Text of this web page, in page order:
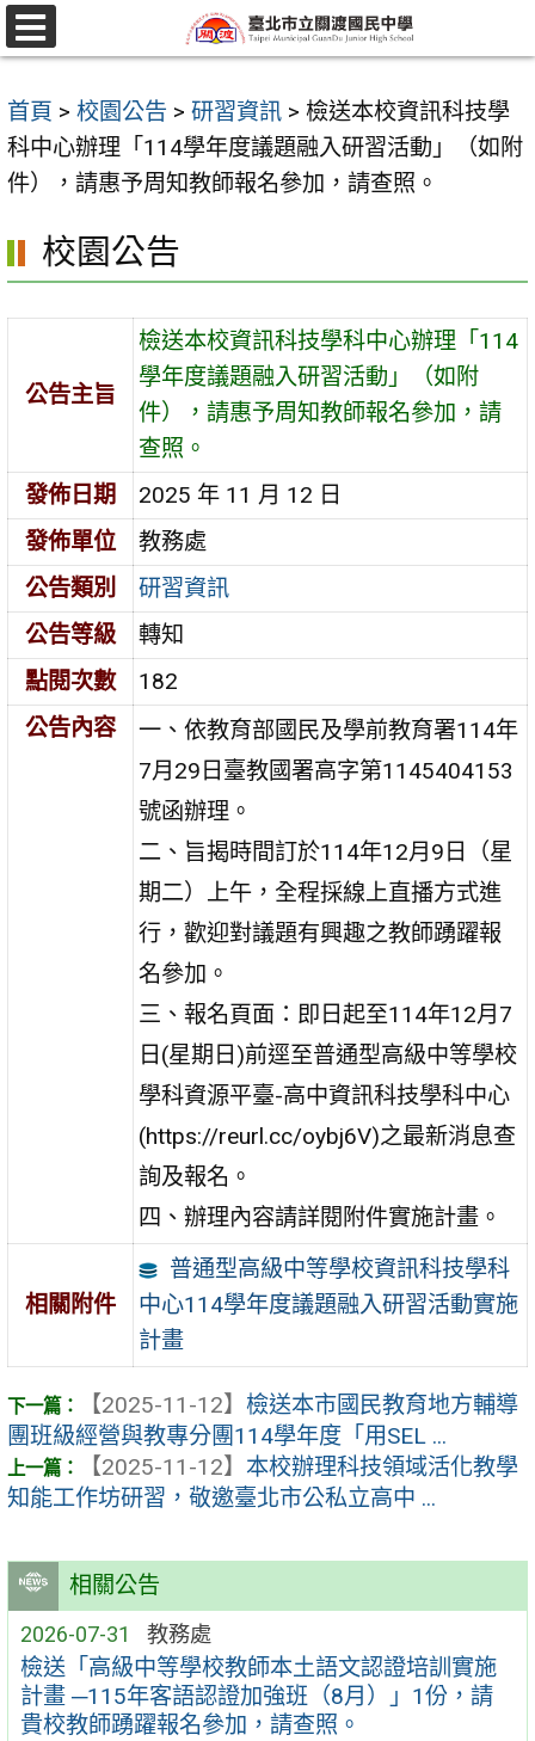
跳
至
要
內
容
選
單
首頁 > 校園公告 > 研習資訊 > 檢送本校資訊科技學
科中心辦理「114學年度議題融入研習活動」（如附
件），請惠予周知教師報名參加，請查照。
相關公告
2026-07-31 教務處
檢送「高級中等學校教師本土語文認證培訓實施
計畫 ─115年客語認證加強班（8月）」1份，請
貴校教師踴躍報名參加，請查照。
校園公告
公告主旨
檢送本校資訊科技學科中心辦理「114
學年度議題融入研習活動」（如附
件），請惠予周知教師報名參加，請
查照。
發佈日期
2025 年 11 月 12 日
發佈單位
教務處
公告類別
研習資訊
公告等級
轉知
點閱次數
182
公告內容
一、依教育部國民及學前教育署114年
7月29日臺教國署高字第1145404153
號函辦理。
二、旨揭時間訂於114年12月9日（星
期二）上午，全程採線上直播方式進
行，歡迎對議題有興趣之教師踴躍報
名參加。
三、報名頁面：即日起至114年12月7
日(星期日)前逕至普通型高級中等學校
學科資源平臺-高中資訊科技學科中心
(https://reurl.cc/oybj6V)之最新消息查
詢及報名。
四、辦理內容請詳閱附件實施計畫。
相關附件
普通型高級中等學校資訊科技學科
中心114學年度議題融入研習活動實施
計畫
【2025-11-12】 檢送本市國民教育地方輔導
團班級經營與教專分團114學年度「用SEL ...
【2025-11-12】 本校辦理科技領域活化教學
知能工作坊研習，敬邀臺北市公私立高中 ...